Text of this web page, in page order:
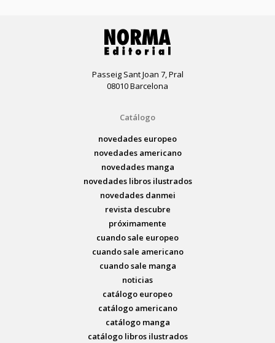
Passeig Sant Joan 7, Pral
08010 Barcelona
Catálogo
novedades europeo
novedades americano
novedades manga
novedades libros ilustrados
novedades danmei
revista descubre
próximamente
cuando sale europeo
cuando sale americano
cuando sale manga
noticias
catálogo europeo
catálogo americano
catálogo manga
catálogo libros ilustrados